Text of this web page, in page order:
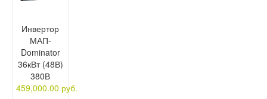
Инвертор
МАП-
Dominator
36кВт (48В)
380В
459,000.00 руб.